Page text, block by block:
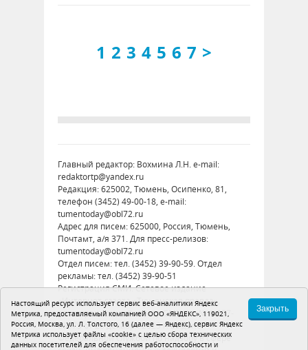
1 2 3 4 5 6 7 >
Главный редактор: Вохмина Л.Н. e-mail:
redaktortp@yandex.ru
Редакция: 625002, Тюмень, Осипенко, 81,
телефон (3452) 49-00-18, e-mail:
tumentoday@obl72.ru
Адрес для писем: 625000, Россия, Тюмень,
Почтамт, а/я 371. Для пресс-релизов:
tumentoday@obl72.ru
Отдел писем: тел. (3452) 39-90-59. Отдел
рекламы: тел. (3452) 39-90-51
Регистрация СМИ: Сетевое издание
«Интернет-газета «Тюменская правда»,
регистрационный номер СМИ Эл № ФС77-
86575 от 26 декабря 2023 г. выдано
Федеральной службой по надзору в сфере
Настоящий ресурс использует сервис веб-аналитики Яндекс
Метрика, предоставляемый компанией ООО «ЯНДЕКС», 119021,
Россия, Москва, ул. Л. Толстого, 16 (далее — Яндекс), сервис Яндекс
Метрика использует файлы «cookie» с целью сбора технических
данных посетителей для обеспечения работоспособности и
Закрыть